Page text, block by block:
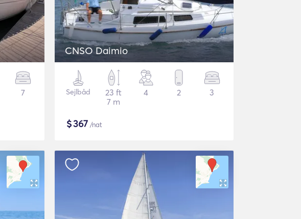
7
CNSO Daimio
Sejlbåd
23 ft
7 m
4 2 3
$367 /nat